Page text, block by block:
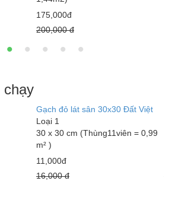
175,000đ
200,000 đ
chạy
Gạch đỏ lát sân 30x30 Đất Việt
Loại 1
30 x 30 cm (Thùng11viên = 0,99
m² )
11,000đ
16,000 đ